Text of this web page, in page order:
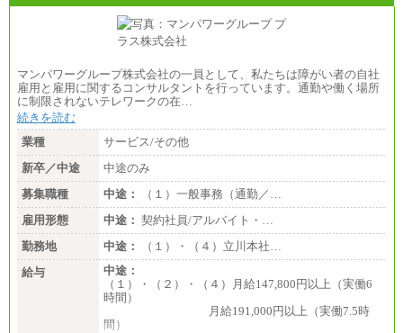
【エアサーブ】
月給223,000円～
・試用期間中も給与変更なし
マンパワーグループ株式会社の一員として、私たちは障がい者の自社
雇用と雇用に関するコンサルタントを行っています。通勤や働く場所
に制限されないテレワークの在…
続きを読む
業種
サービス/その他
新卒／中途
中途のみ
募集職種
中途：
（１）一般事務（通勤／…
雇用形態
中途： 契約社員/アルバイト・…
勤務地
中途：
（１）・（４）立川本社…
給与
中途：
（１）・（２）・（４）月給147,800円以上（実働6
時間）
月給191,000円以上（実働7.5時
間）